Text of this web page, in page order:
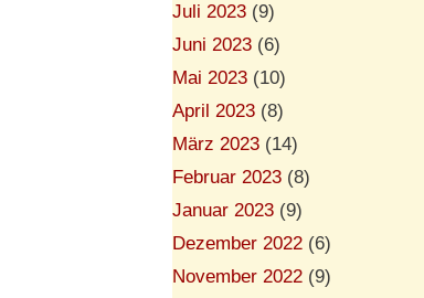
Juli 2023 (9)
Juni 2023 (6)
Mai 2023 (10)
April 2023 (8)
März 2023 (14)
Februar 2023 (8)
Januar 2023 (9)
Dezember 2022 (6)
November 2022 (9)